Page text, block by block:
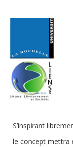
Soutien
Données
Emplois/
Science
S’inspirant
le concept mettra